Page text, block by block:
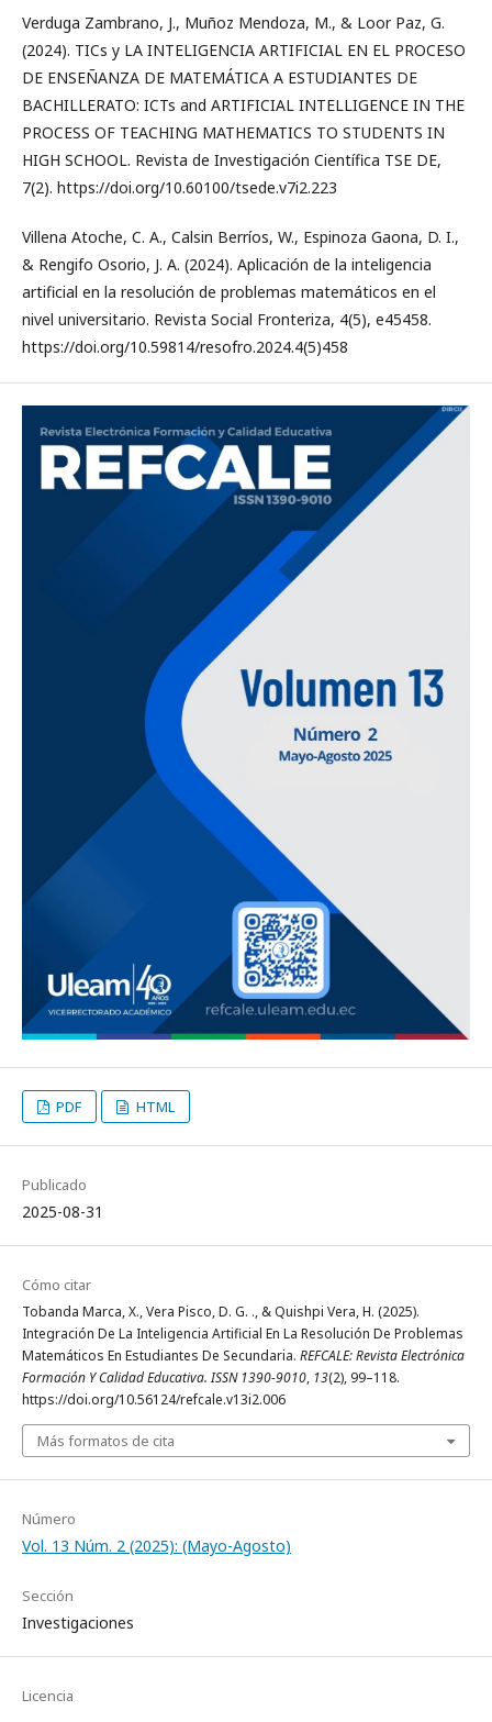
Verduga Zambrano, J., Muñoz Mendoza, M., & Loor Paz, G.
(2024). TICs y LA INTELIGENCIA ARTIFICIAL EN EL PROCESO
DE ENSEÑANZA DE MATEMÁTICA A ESTUDIANTES DE
BACHILLERATO: ICTs and ARTIFICIAL INTELLIGENCE IN THE
PROCESS OF TEACHING MATHEMATICS TO STUDENTS IN
HIGH SCHOOL. Revista de Investigación Científica TSE DE,
7(2). https://doi.org/10.60100/tsede.v7i2.223
Villena Atoche, C. A., Calsin Berríos, W., Espinoza Gaona, D. I.,
& Rengifo Osorio, J. A. (2024). Aplicación de la inteligencia
artificial en la resolución de problemas matemáticos en el
nivel universitario. Revista Social Fronteriza, 4(5), e45458.
https://doi.org/10.59814/resofro.2024.4(5)458
PDF HTML
Publicado
2025-08-31
Cómo citar
Tobanda Marca, X., Vera Pisco, D. G. ., & Quishpi Vera, H. (2025).
Integración De La Inteligencia Artificial En La Resolución De Problemas
Matemáticos En Estudiantes De Secundaria. REFCALE: Revista Electrónica
Formación Y Calidad Educativa. ISSN 1390-9010, 13(2), 99–118.
https://doi.org/10.56124/refcale.v13i2.006
Más formatos de cita
Número
Vol. 13 Núm. 2 (2025): (Mayo-Agosto)
Sección
Investigaciones
Licencia